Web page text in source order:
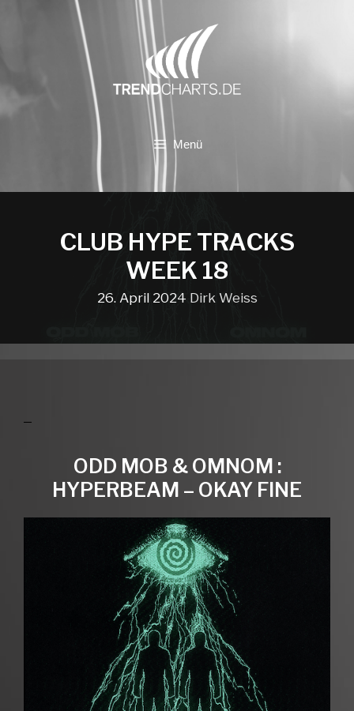
Menü
CLUB HYPE TRACKS
WEEK 18
26. April 2024 Dirk Weiss
ODD MOB & OMNOM :
HYPERBEAM – OKAY FINE